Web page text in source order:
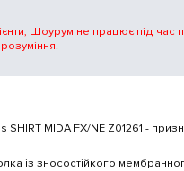
SHIRT MIDA FX/NE Z01261 -
із зносостійкого
Шоурум не працює під час